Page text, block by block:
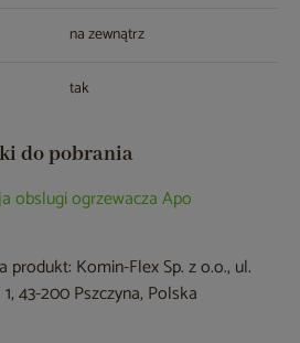
na zewnątrz
tak
do pobrania
obslugi ogrzewacza Apo
produkt: Komin-Flex Sp. z o.o., ul.
43-200 Pszczyna, Polska